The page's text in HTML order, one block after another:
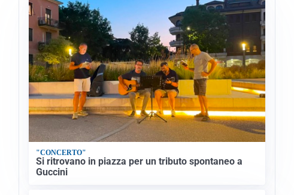
"CONCERTO"
Si ritrovano in piazza per un tributo spontaneo a
Guccini